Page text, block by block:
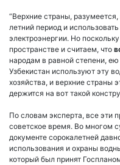
“Верхние страны,
летний период и
электроэнергии. Но
пространстве и считаем, что
народам в равной степени,
Узбекистан используют эту
хозяйства, и верхние страны
держится на вот такой
По словам эксперта, все эти
советское время. Во многом
документе сорокалетней
использования и охраны
который был принят